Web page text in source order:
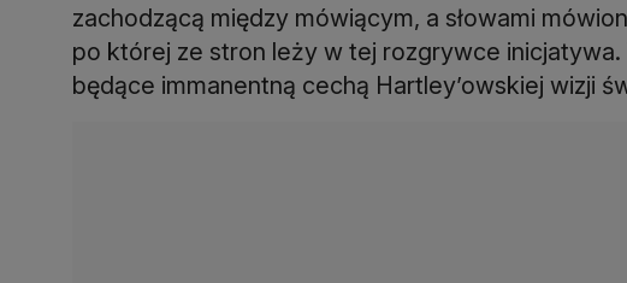
zachodzącą między mówiącym, a słowami
po której ze stron leży w tej rozgrywce
będące immanentną cechą Hartley’owskiej wizji